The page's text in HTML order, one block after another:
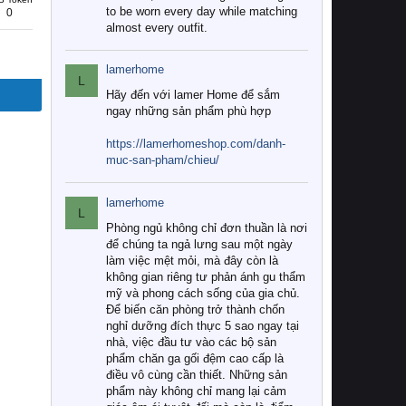
0
to be worn every day while matching
almost every outfit.
L
lamerhome
Hãy đến với lamer Home để sắm
ngay những sản phẩm phù hợp
https://lamerhomeshop.com/danh-
muc-san-pham/chieu/
L
lamerhome
Phòng ngủ không chỉ đơn thuần là nơi
để chúng ta ngả lưng sau một ngày
làm việc mệt mỏi, mà đây còn là
không gian riêng tư phản ánh gu thẩm
mỹ và phong cách sống của gia chủ.
Để biến căn phòng trở thành chốn
nghỉ dưỡng đích thực 5 sao ngay tại
nhà, việc đầu tư vào các bộ sản
phẩm chăn ga gối đệm cao cấp là
điều vô cùng cần thiết. Những sản
phẩm này không chỉ mang lại cảm